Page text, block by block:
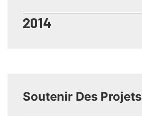
2014
Soutenir Des Projets